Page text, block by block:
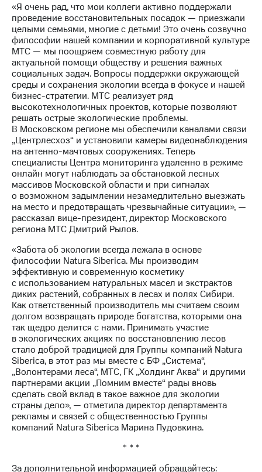
и акционерам
Корпоративное
управление
Корпоративный
секретарь
Раскрытие
информации
Информация
акционерам
Документы
ПАО
"МТС"
Собрания
акционеров
Личный
кабинет
акционера
Акционерный
капитал
Контроль
аудит
Рынок
акций
Описание
Программа
приобретения
Порядок
выкупа
акций
Дивиденды
Рынок
облигаций
Описание
Еврооблигации-2023
Уведомление
именных
«Я очень рад, что мои коллеги активно поддержали
проведение восстановительных посадок — приезжали
целыми семьями, многие с детьми! Это очень созвучно
философии нашей компании и корпоративной культуре
МТС — мы поощряем совместную работу для
актуальной помощи обществу и решения важных
социальных задач. Вопросы поддержки окружающей
среды и сохранения экологии всегда в фокусе и нашей
бизнес-стратегии. МТС реализует ряд
высокотехнологичных проектов, которые позволяют
решать острые экологические проблемы.
В Московском регионе мы обеспечили каналами связи
„Центрлесхоз“ и установили камеры видеонаблюдения
на антенно-мачтовых сооружениях. Теперь
специалисты Центра мониторинга удаленно в режиме
онлайн могут наблюдать за обстановкой лесных
массивов Московской области и при сигналах
о возможном задымлении незамедлительно выезжать
на место и предотвращать чрезвычайные ситуации», —
рассказал вице-президент, директор Московского
региона МТС Дмитрий Рылов.
«Забота об экологии всегда лежала в основе
философии Natura Siberica. Мы производим
эффективную и современную косметику
с использованием натуральных масел и экстрактов
диких растений, собранных в лесах и полях Сибири.
Как ответственный производитель мы считаем своим
долгом возвращать природе богатства, которыми она
так щедро делится с нами. Принимать участие
в экологических акциях по восстановлению лесов
стало доброй традицией для Группы компаний Natura
Siberica, в этот раз мы вместе с БФ „Система“,
„Волонтерами леса“, МТС, ГК „Холдинг Аква“ и другими
партнерами акции „Помним вместе“ рады вновь
сделать свой вклад в такое важное для экологии
страны дело», — отметила директор департамента
рекламы и связей с общественностью Группы
компаний Natura Siberica Марина Пудовкина.
* * *
За дополнительной информацией обращайтесь: